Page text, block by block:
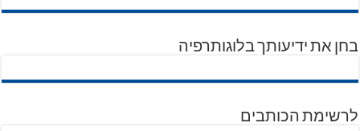
בחן את ידיעותך בלוגותרפיה
לרשימת הכותבים